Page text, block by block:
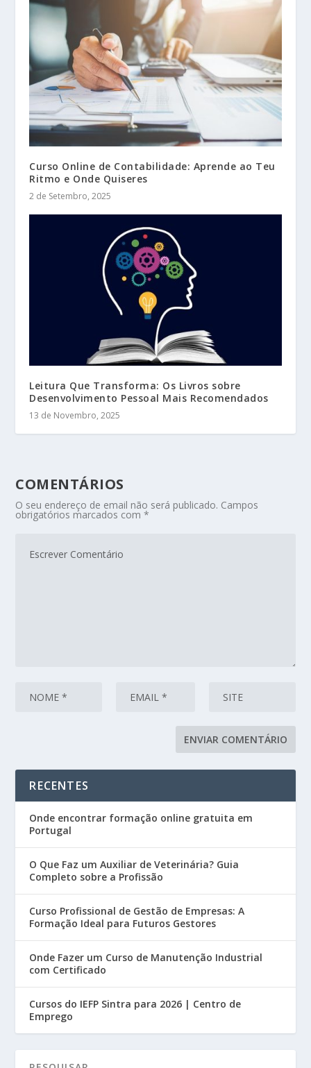
Curso Online de Contabilidade: Aprende ao Teu
Ritmo e Onde Quiseres
2 de Setembro, 2025
Leitura Que Transforma: Os Livros sobre
Desenvolvimento Pessoal Mais Recomendados
13 de Novembro, 2025
COMENTÁRIOS
O seu endereço de email não será publicado. Campos
obrigatórios marcados com*
RECENTES
Onde encontrar formação online gratuita em
Portugal
O Que Faz um Auxiliar de Veterinária? Guia
Completo sobre a Profissão
Curso Profissional de Gestão de Empresas: A
Formação Ideal para Futuros Gestores
Onde Fazer um Curso de Manutenção Industrial
com Certificado
Cursos do IEFP Sintra para 2026 | Centro de
Emprego